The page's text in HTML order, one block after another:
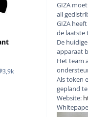
3,9k
Reputation
GIZA
all
GIZA
de laatste
De
apparaat
Het team
Als token
gepland
Website: